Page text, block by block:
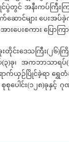
င်ပွဲတွင် အနီးကပ်ကြီး
ောင်များ ပေးအပ်
းပေးစကား ပြောကြ
ဒေသကြီး(၂၆)ကြိမ်
၊ အကဘာသာရပ်(၁)
ရောက်ယှဉ်ပြိုင်ခဲ့ရာ
ပေါင်း(၁၂၈)ခုနှင့်